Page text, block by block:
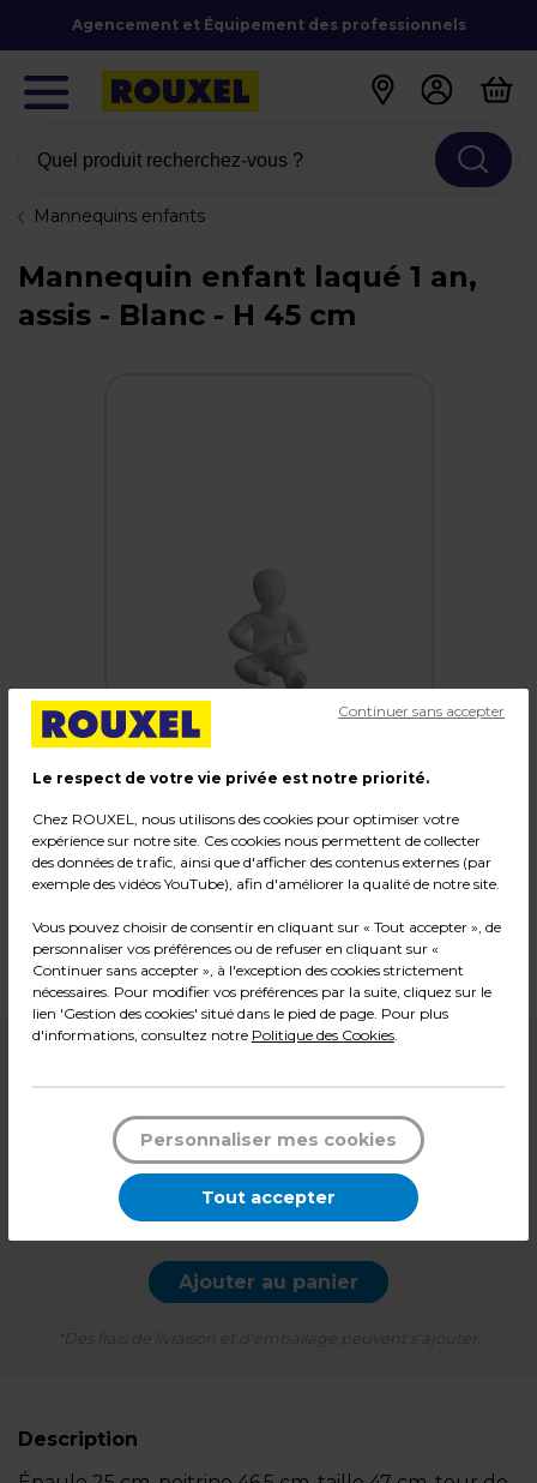
Agencement et Équipement des professionnels
Quel produit recherchez-vous ?
Mannequins enfants
Mannequin enfant laqué 1 an,
assis - Blanc - H 45 cm
Mannequin enfant laqué 1 an, assis
Code :216944
Couleur : Blanc
Matière : Fibre de verre
Dimensions : H 45 cm
Poids : 2,48 kg
107,99
l'unité
Ajouter au panier
Description
Le respect de votre vie privée est notre priorité.
Chez ROUXEL, nous utilisons des cookies pour optimiser votre
expérience sur notre site. Ces cookies nous permettent de collecter
des données de trafic, ainsi que d'afficher des contenus externes (par
exemple des vidéos YouTube), afin d'améliorer la qualité de notre site.
Vous pouvez choisir de consentir en cliquant sur « Tout accepter », de
personnaliser vos préférences ou de refuser en cliquant sur «
Continuer sans accepter », à l'exception des cookies strictement
nécessaires. Pour modifier vos préférences par la suite, cliquez sur le
lien 'Gestion des cookies' situé dans le pied de page. Pour plus
d'informations, consultez notre Politique des Cookies.
Continuer sans accepter
Personnaliser mes cookies
Tout accepter